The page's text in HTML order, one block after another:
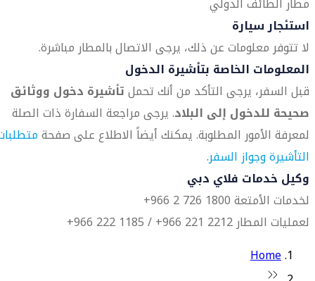
استئجار سيارة
لا تتوفر معلومات عن ذلك، يرجى الاتصال بالمطار مباشرة.
المعلومات الخاصة بتأشيرة الدخول
قبل السفر، يرجى التأكد من أنك تحملتأشيرة دخول ووثائق
صحيحة للدخول إلى البلاد. يرجى مراجعة السفارة ذات الصلة
لمعرفة الأمور المطلوبة. يمكنك أيضاً الاطلاع على صفحة
التأشيرة وجواز السفر.
وكيل خدمات فلاي دبي
لخدمات الأمتعة 1800 726 2 966+
لعمليات المطار 2212 221 966+ / 1185 222 966+
Home